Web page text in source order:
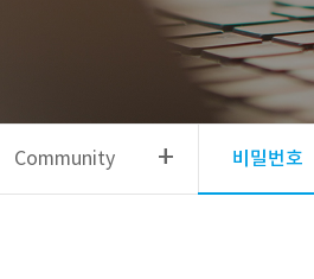
Community + 비밀번호